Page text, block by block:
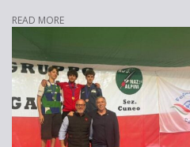
READ MORE